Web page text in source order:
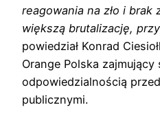
reagowania na zło i
większą brutalizację,
powiedział Konrad
Orange Polska zajmujący
odpowiedzialnością
publicznymi.